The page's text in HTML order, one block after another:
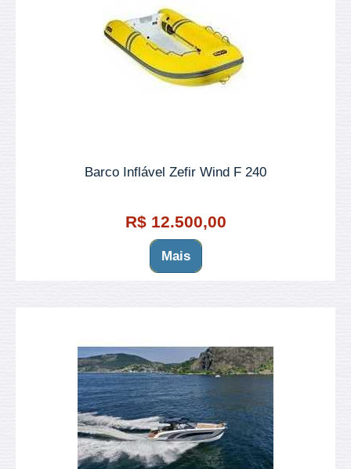
Barco Inflável Zefir Wind F 240
R$ 12.500,00
Mais